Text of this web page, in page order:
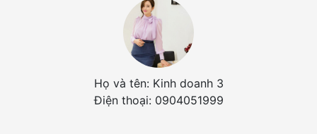
Họ và tên: Kinh doanh 3
Điện thoại: 0904051999